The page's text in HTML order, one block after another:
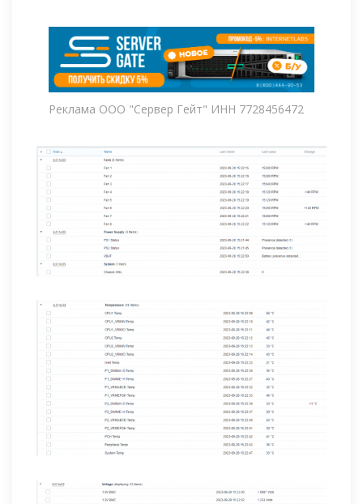
Реклама ООО "Сервер Гейт" ИНН 7728456472